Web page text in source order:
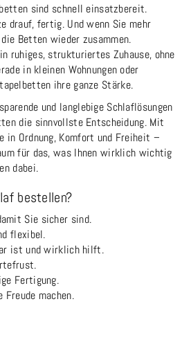
sind schnell einsatzbereit.
drauf, fertig. Und wenn Sie mehr
Betten wieder zusammen.
ruhiges, strukturiertes Zuhause, ohne
in kleinen Wohnungen oder
ihre ganze Stärke.
und langlebige Schlaflösungen
die sinnvollste Entscheidung. Mit
in Ordnung, Komfort und Freiheit –
für das, was Ihnen wirklich wichtig
dabei.
bestellen?
Sie sicher sind.
flexibel.
ist und wirklich hilft.
Fertigung.
machen.